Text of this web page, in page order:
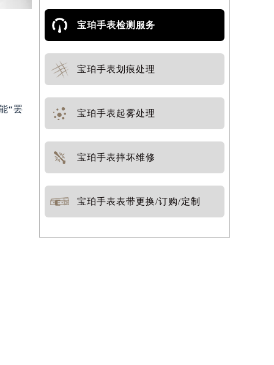
“罢
宝珀手表检测服务
宝珀手表划痕处理
宝珀手表起雾处理
宝珀手表摔坏维修
宝珀手表表带更换/订购/定制